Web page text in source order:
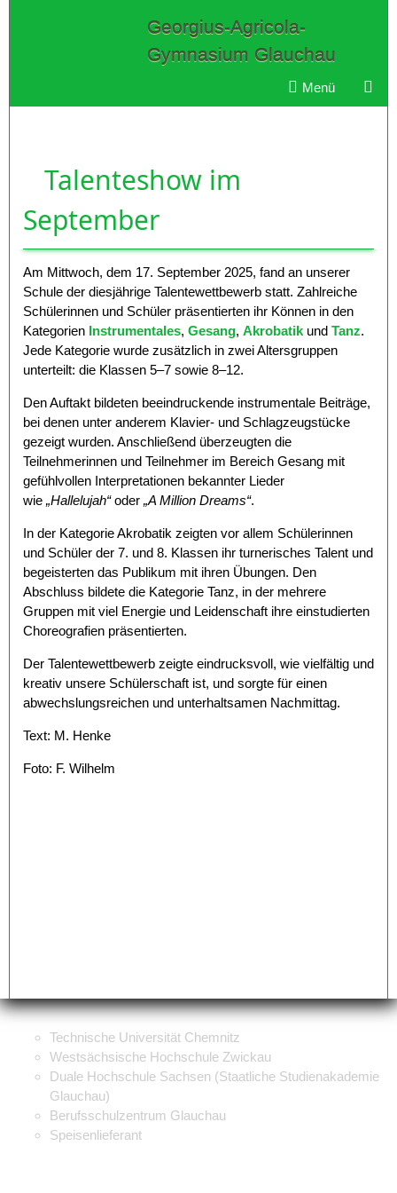
Georgius-Agricola-
Gymnasium Glauchau
Menü
Talenteshow im
September
Am Mittwoch, dem 17. September 2025, fand an unserer
Schule der diesjährige Talentewettbewerb statt. Zahlreiche
Schülerinnen und Schüler präsentierten ihr Können in den
Kategorien Instrumentales, Gesang, Akrobatik und Tanz.
Jede Kategorie wurde zusätzlich in zwei Altersgruppen
unterteilt: die Klassen 5–7 sowie 8–12.
Den Auftakt bildeten beeindruckende instrumentale Beiträge,
bei denen unter anderem Klavier- und Schlagzeugstücke
gezeigt wurden. Anschließend überzeugten die
Teilnehmerinnen und Teilnehmer im Bereich Gesang mit
gefühlvollen Interpretationen bekannter Lieder
wie „Hallelujah“oder „A Million Dreams“.
In der Kategorie Akrobatik zeigten vor allem Schülerinnen
und Schüler der 7. und 8. Klassen ihr turnerisches Talent und
begeisterten das Publikum mit ihren Übungen. Den
Abschluss bildete die Kategorie Tanz, in der mehrere
Gruppen mit viel Energie und Leidenschaft ihre einstudierten
Choreografien präsentierten.
Der Talentewettbewerb zeigte eindrucksvoll, wie vielfältig und
kreativ unsere Schülerschaft ist, und sorgte für einen
abwechslungsreichen und unterhaltsamen Nachmittag.
Text: M. Henke
Foto: F. Wilhelm
Technische Universität Chemnitz
Westsächsische Hochschule Zwickau
Duale Hochschule Sachsen (Staatliche Studienakademie
Glauchau)
Berufsschulzentrum Glauchau
Speisenlieferant